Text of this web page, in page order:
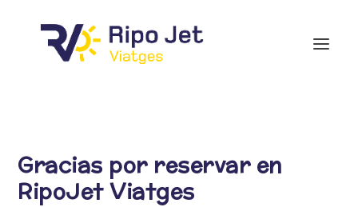
Gracias por reservar en
RipoJet Viatges